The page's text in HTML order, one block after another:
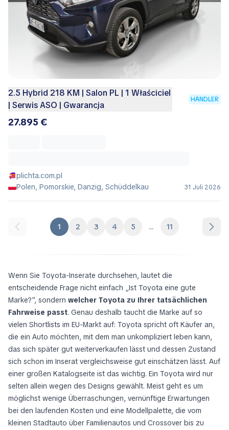
2.5 Hybrid 218 KM | Salon PL | 1 Właściciel
| Serwis ASO | Gwarancja
HÄNDLER
27.895 €
plichta.com.pl
Polen, Pomorskie, Danzig, Schüddelkau
31 Juli 2026
1 2 3 4 5 ... 11
Wenn Sie Toyota-Inserate durchsehen, lautet die
entscheidende Frage nicht einfach „Ist Toyota eine gute
Marke?“, sondern welcher Toyota zu Ihrer tatsächlichen
Fahrweise passt. Genau deshalb taucht die Marke auf so
vielen Shortlists im EU-Markt auf: Toyota spricht oft Käufer an,
die ein Auto möchten, mit dem man unkompliziert leben kann,
das sich später gut weiterverkaufen lässt und dessen Zustand
sich schon im Inserat vergleichsweise gut einschätzen lässt. Auf
einer großen Katalogseite ist das wichtig. Ein Toyota wird nur
selten allein wegen des Designs gewählt. Meist geht es um
möglichst wenige Überraschungen, vernünftige Erwartungen
bei den laufenden Kosten und eine Modellpalette, die vom
kleinen Stadtauto über Familienautos und Crossover bis zu